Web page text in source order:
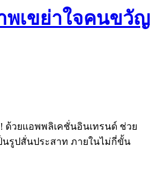
พเขย่าใจคนขวัญ
ด้วยแอพพลิเคชั่นอินเทรนด์ ช่วย
นรูปสั่นประสาท ภายในไม่กี่ขั้น